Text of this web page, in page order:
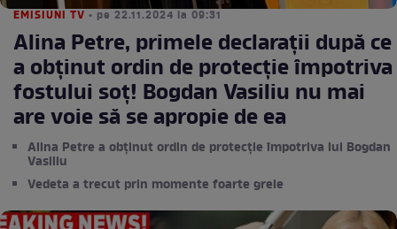
EMISIUNI TV • pe 22.11.2024 la 09:31
Alina Petre, primele declarații după ce
a obținut ordin de protecție împotriva
fostului soț! Bogdan Vasiliu nu mai
are voie să se apropie de ea
Alina Petre a obținut ordin de protecție împotriva lui Bogdan
Vasiliu
Vedeta a trecut prin momente foarte grele